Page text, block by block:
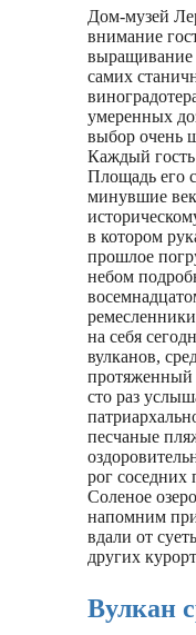
Дом-музей
внимание
выращивание
самих
умеренных
выбор очень
Каждый гость
Площадь его
минувшие
в котором
прошлое
небом
на себя
вулканов,
протяженный
сто раз
песчаные
рог соседних
Соленое
напомним при
вдали от
других
Вулкан